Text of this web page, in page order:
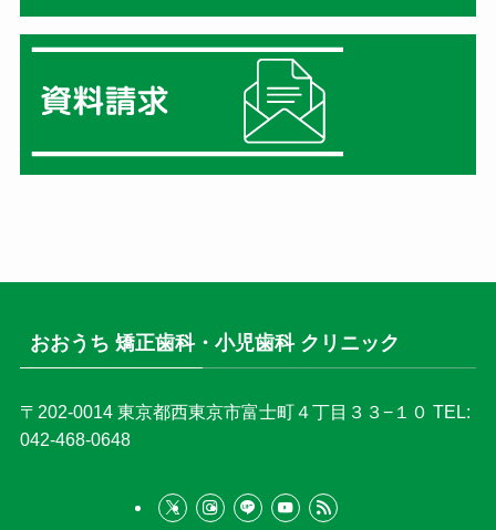
おおうち 矯正歯科・小児歯科 クリニック
〒202-0014 東京都西東京市富士町４丁目３３−１０ TEL:
042-468-0648